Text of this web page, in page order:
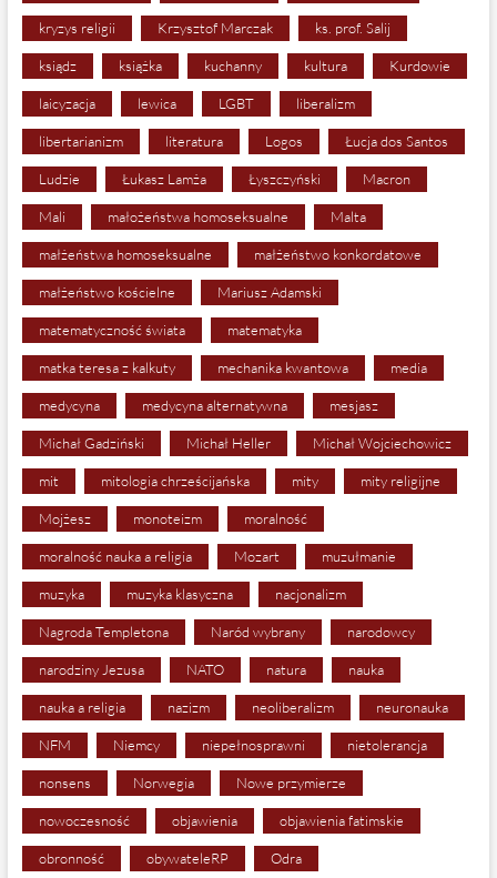
kryzys religii Krzysztof Marczak ks. prof. Salij
ksiądz książka kuchanny kultura Kurdowie
laicyzacja lewica LGBT liberalizm
libertarianizm literatura Logos Łucja dos Santos
Ludzie Łukasz Lamża Łyszczyński Macron
Mali małożeństwa homoseksualne Malta
małżeństwa homoseksualne małżeństwo konkordatowe
małżeństwo kościelne Mariusz Adamski
matematyczność świata matematyka
matka teresa z kalkuty mechanika kwantowa media
medycyna medycyna alternatywna mesjasz
Michał Gadziński Michał Heller Michał Wojciechowicz
mit mitologia chrześcijańska mity mity religijne
Mojżesz monoteizm moralność
moralność nauka a religia Mozart muzułmanie
muzyka muzyka klasyczna nacjonalizm
Nagroda Templetona Naród wybrany narodowcy
narodziny Jezusa NATO natura nauka
nauka a religia nazizm neoliberalizm neuronauka
NFM Niemcy niepełnosprawni nietolerancja
nonsens Norwegia Nowe przymierze
nowoczesność objawienia objawienia fatimskie
obronność obywateleRP Odra